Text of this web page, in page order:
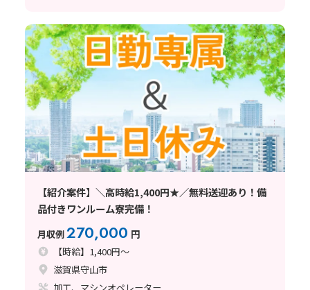
【紹介案件】＼高時給1,400円★／無料送迎あり！備
品付きワンルーム寮完備！
月収例270,000 円
【時給】1,400円～
滋賀県守山市